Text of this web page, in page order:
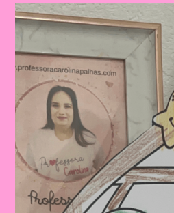
Educação
Infantil
E
No
Fundamental:
Importância
E
Atividades